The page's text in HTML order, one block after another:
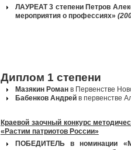
ЛАУРЕАТ 3 степени Петров
мероприятия о профессиях»
Диплом 1 степени
Мазякин Роман в Первенстве
Бабенков Андрей в первенстве
Краевой заочный конкурс
«Растим патриотов России»
ПОБЕДИТЕЛЬ в номинации